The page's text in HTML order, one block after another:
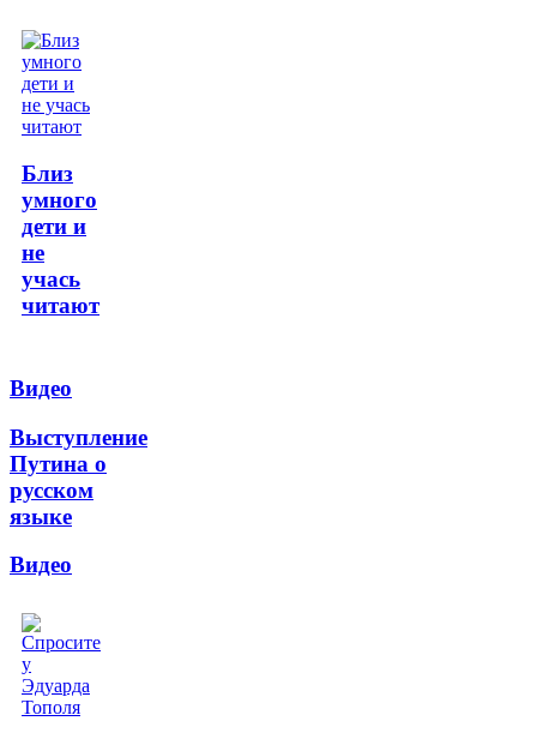
Близ
умного
дети и
не
учась
читают
Видео
Выступление
Путина о
русском
языке
Видео